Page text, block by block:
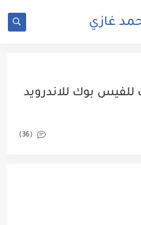
غازي
للفيس بوك للاندرويد
(36)